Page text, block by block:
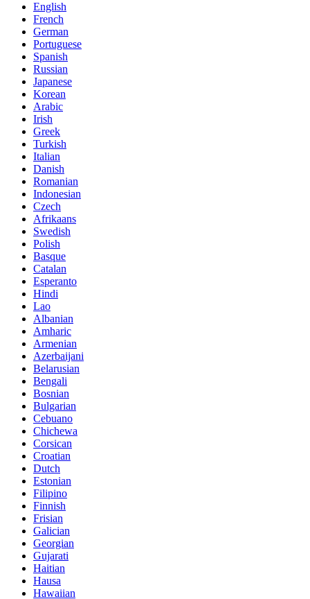
English
French
German
Portuguese
Spanish
Russian
Japanese
Korean
Arabic
Irish
Greek
Turkish
Italian
Danish
Romanian
Indonesian
Czech
Afrikaans
Swedish
Polish
Basque
Catalan
Esperanto
Hindi
Lao
Albanian
Amharic
Armenian
Azerbaijani
Belarusian
Bengali
Bosnian
Bulgarian
Cebuano
Chichewa
Corsican
Croatian
Dutch
Estonian
Filipino
Finnish
Frisian
Galician
Georgian
Gujarati
Haitian
Hausa
Hawaiian